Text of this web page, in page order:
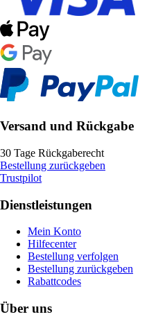
Versand und Rückgabe
30 Tage Rückgaberecht
Bestellung zurückgeben
Trustpilot
Dienstleistungen
Mein Konto
Hilfecenter
Bestellung verfolgen
Bestellung zurückgeben
Rabattcodes
Über uns